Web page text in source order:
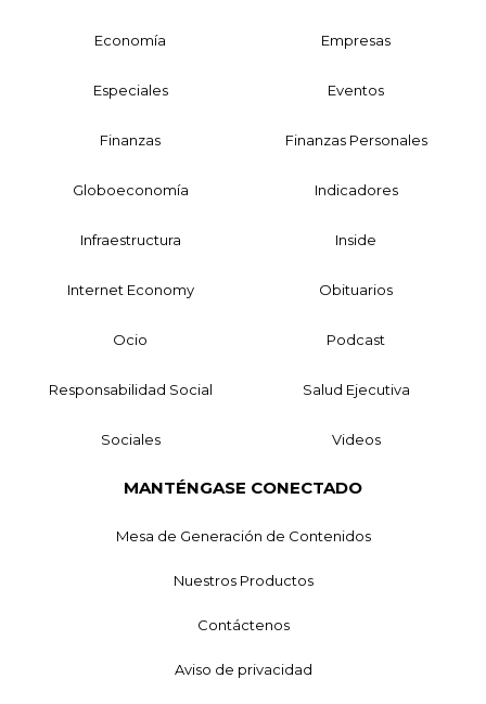
Economía Empresas
Especiales Eventos
Finanzas Finanzas Personales
Globoeconomía Indicadores
Infraestructura Inside
Internet Economy Obituarios
Ocio Podcast
Responsabilidad Social Salud Ejecutiva
Sociales Videos
MANTÉNGASE CONECTADO
Mesa de Generación de Contenidos
Nuestros Productos
Contáctenos
Aviso de privacidad